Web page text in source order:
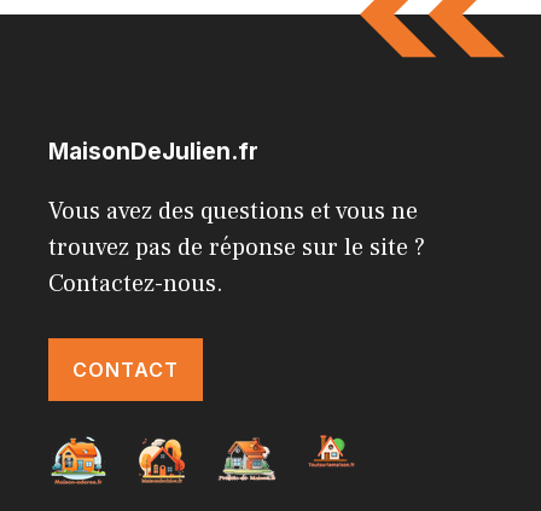
MaisonDeJulien.fr
Vous avez des questions et vous ne
trouvez pas de réponse sur le site ?
Contactez-nous.
CONTACT